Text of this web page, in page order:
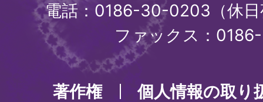
電話：0186-30-0203（休
ファックス：
著作権
個人情報の取り